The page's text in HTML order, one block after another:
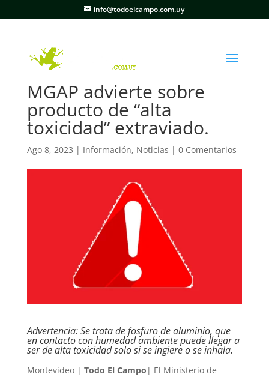
info@todoelcampo.com.uy
MGAP advierte sobre
producto de “alta
toxicidad” extraviado.
Ago 8, 2023 | Información, Noticias | 0 Comentarios
Advertencia: Se trata de fosfuro de aluminio, que
en contacto con humedad ambiente puede llegar a
ser de alta toxicidad solo si se ingiere o se inhala.
Montevideo | Todo El Campo | El Ministerio de